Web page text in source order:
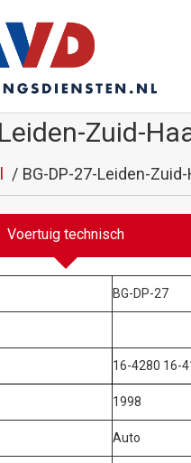
Zuid-
BG-DP-27-Leiden-
Voertuig technisch
BG-DP-27
16-4280 16-
1998
Auto